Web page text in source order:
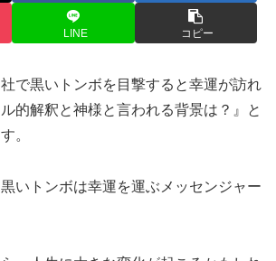
LINE コピー
で黒いトンボを目撃すると幸運が訪れ
的解釈と神様と言われる背景は？』と
。
いトンボは幸運を運ぶメッセンジャー